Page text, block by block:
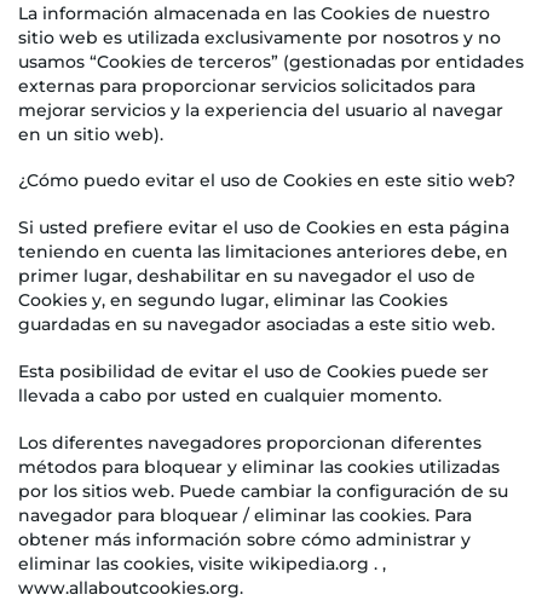
La información almacenada en las Cookies de nuestro
sitio web es utilizada exclusivamente por nosotros y no
usamos “Cookies de terceros” (gestionadas por entidades
externas para proporcionar servicios solicitados para
mejorar servicios y la experiencia del usuario al navegar
en un sitio web).
¿Cómo puedo evitar el uso de Cookies en este sitio web?
Si usted prefiere evitar el uso de Cookies en esta página
teniendo en cuenta las limitaciones anteriores debe, en
primer lugar, deshabilitar en su navegador el uso de
Cookies y, en segundo lugar, eliminar las Cookies
guardadas en su navegador asociadas a este sitio web.
Esta posibilidad de evitar el uso de Cookies puede ser
llevada a cabo por usted en cualquier momento.
Los diferentes navegadores proporcionan diferentes
métodos para bloquear y eliminar las cookies utilizadas
por los sitios web. Puede cambiar la configuración de su
navegador para bloquear / eliminar las cookies. Para
obtener más información sobre cómo administrar y
eliminar las cookies, visite wikipedia.org . ,
www.allaboutcookies.org.